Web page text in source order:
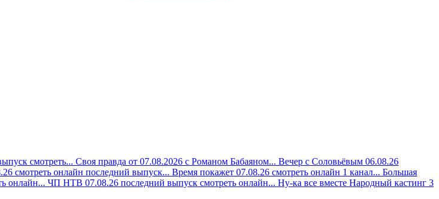
смотреть... Своя правда от 07.08.2026 с Романом Бабаяном... Вечер с Соловьёвым 06.08.26
смотреть онлайн последний выпуск... Время покажет 07.08.26 смотреть онлайн 1 канал... Большая
онлайн... ЧП НТВ 07.08.26 последний выпуск смотреть онлайн... Ну-ка все вместе Народный кастинг 3